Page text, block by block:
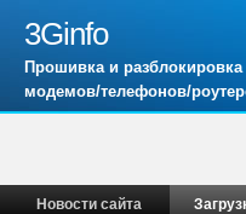
3Ginfo
Прошивка и
модемов/телефонов/
Новости сайта